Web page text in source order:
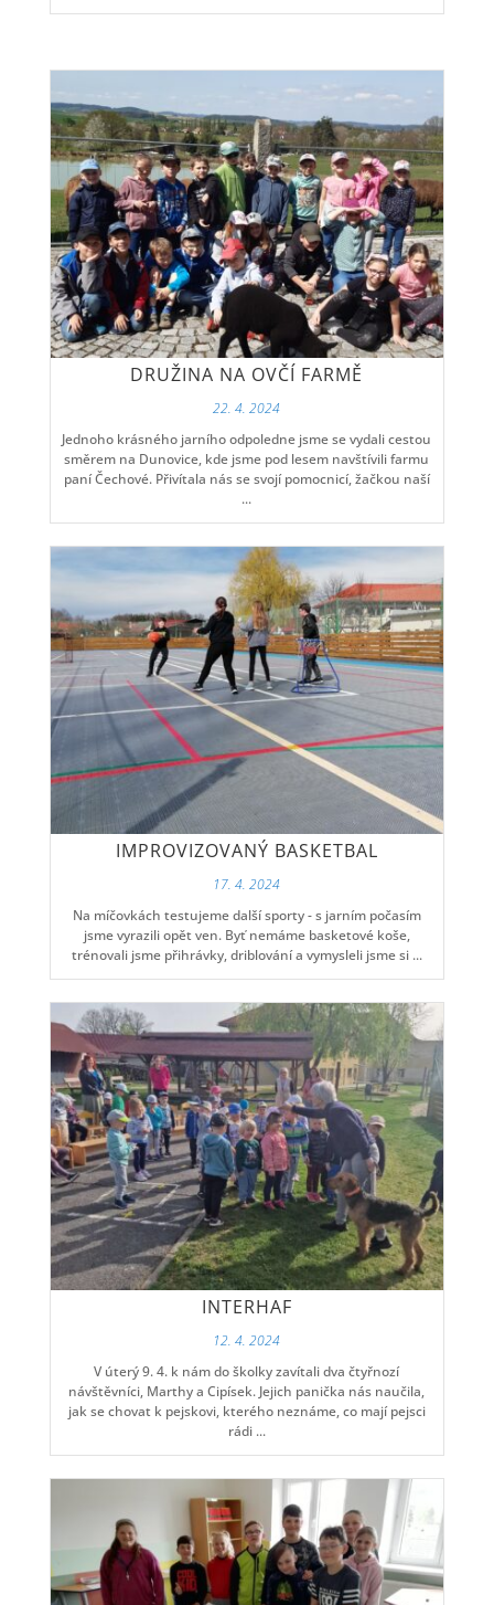
DRUŽINA NA OVČÍ FARMĚ
22. 4. 2024
Jednoho krásného jarního odpoledne jsme se vydali cestou
směrem na Dunovice, kde jsme pod lesem navštívili farmu
paní Čechové. Přivítala nás se svojí pomocnicí, žačkou naší
...
IMPROVIZOVANÝ BASKETBAL
17. 4. 2024
Na míčovkách testujeme další sporty - s jarním počasím
jsme vyrazili opět ven. Byť nemáme basketové koše,
trénovali jsme přihrávky, driblování a vymysleli jsme si ...
INTERHAF
12. 4. 2024
V úterý 9. 4. k nám do školky zavítali dva čtyřnozí
návštěvníci, Marthy a Cipísek. Jejich panička nás naučila,
jak se chovat k pejskovi, kterého neznáme, co mají pejsci
rádi ...